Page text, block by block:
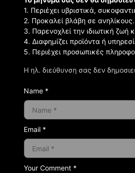
Η ηλ. διεύθυνση σας δεν
Your Comment *
1. Περιέχει υβριστικά,
2. Προκαλεί βλάβη σε ανηλίκους.
3. Παρενοχλεί την ιδιωτική ζωή
4. Διαφημίζει προϊόντα ή
5. Περιέχει προσωπικές
Name *
Email *